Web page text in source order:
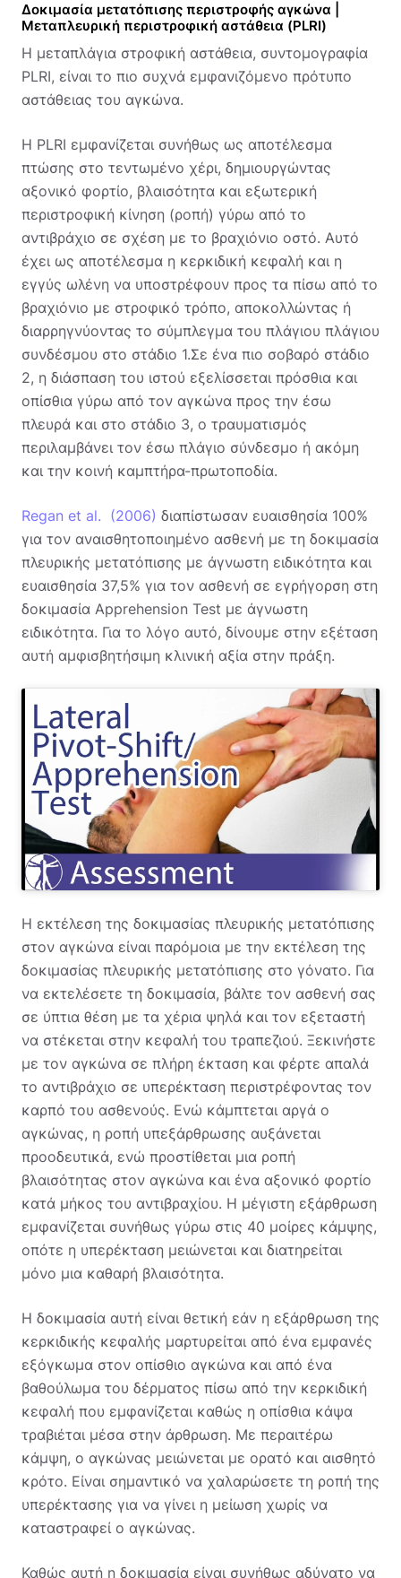
Δοκιμασία μετατόπισης περιστροφής αγκώνα |
Μεταπλευρική περιστροφική αστάθεια (PLRI)
Η μεταπλάγια στροφική αστάθεια, συντομογραφία
PLRI, είναι το πιο συχνά εμφανιζόμενο πρότυπο
αστάθειας του αγκώνα.
Η PLRI εμφανίζεται συνήθως ως αποτέλεσμα
πτώσης στο τεντωμένο χέρι, δημιουργώντας
αξονικό φορτίο, βλαισότητα και εξωτερική
περιστροφική κίνηση (ροπή) γύρω από το
αντιβράχιο σε σχέση με το βραχιόνιο οστό. Αυτό
έχει ως αποτέλεσμα η κερκιδική κεφαλή και η
εγγύς ωλένη να υποστρέφουν προς τα πίσω από το
βραχιόνιο με στροφικό τρόπο, αποκολλώντας ή
διαρρηγνύοντας το σύμπλεγμα του πλάγιου πλάγιου
συνδέσμου στο στάδιο 1.Σε ένα πιο σοβαρό στάδιο
2, η διάσπαση του ιστού εξελίσσεται πρόσθια και
οπίσθια γύρω από τον αγκώνα προς την έσω
πλευρά και στο στάδιο 3, ο τραυματισμός
περιλαμβάνει τον έσω πλάγιο σύνδεσμο ή ακόμη
και την κοινή καμπτήρα-πρωτοποδία.
Regan et al. (2006) διαπίστωσαν ευαισθησία 100%
για τον αναισθητοποιημένο ασθενή με τη δοκιμασία
πλευρικής μετατόπισης με άγνωστη ειδικότητα και
ευαισθησία 37,5% για τον ασθενή σε εγρήγορση στη
δοκιμασία Apprehension Test με άγνωστη
ειδικότητα. Για το λόγο αυτό, δίνουμε στην εξέταση
αυτή αμφισβητήσιμη κλινική αξία στην πράξη.
Η εκτέλεση της δοκιμασίας πλευρικής μετατόπισης
στον αγκώνα είναι παρόμοια με την εκτέλεση της
δοκιμασίας πλευρικής μετατόπισης στο γόνατο. Για
να εκτελέσετε τη δοκιμασία, βάλτε τον ασθενή σας
σε ύπτια θέση με τα χέρια ψηλά και τον εξεταστή
να στέκεται στην κεφαλή του τραπεζιού. Ξεκινήστε
με τον αγκώνα σε πλήρη έκταση και φέρτε απαλά
το αντιβράχιο σε υπερέκταση περιστρέφοντας τον
καρπό του ασθενούς. Ενώ κάμπτεται αργά ο
αγκώνας, η ροπή υπεξάρθρωσης αυξάνεται
προοδευτικά, ενώ προστίθεται μια ροπή
βλαισότητας στον αγκώνα και ένα αξονικό φορτίο
κατά μήκος του αντιβραχίου. Η μέγιστη εξάρθρωση
εμφανίζεται συνήθως γύρω στις 40 μοίρες κάμψης,
οπότε η υπερέκταση μειώνεται και διατηρείται
μόνο μια καθαρή βλαισότητα.
Η δοκιμασία αυτή είναι θετική εάν η εξάρθρωση της
κερκιδικής κεφαλής μαρτυρείται από ένα εμφανές
εξόγκωμα στον οπίσθιο αγκώνα και από ένα
βαθούλωμα του δέρματος πίσω από την κερκιδική
κεφαλή που εμφανίζεται καθώς η οπίσθια κάψα
τραβιέται μέσα στην άρθρωση. Με περαιτέρω
κάμψη, ο αγκώνας μειώνεται με ορατό και αισθητό
κρότο. Είναι σημαντικό να χαλαρώσετε τη ροπή της
υπερέκτασης για να γίνει η μείωση χωρίς να
καταστραφεί ο αγκώνας.
Καθώς αυτή η δοκιμασία είναι συνήθως αδύνατο να